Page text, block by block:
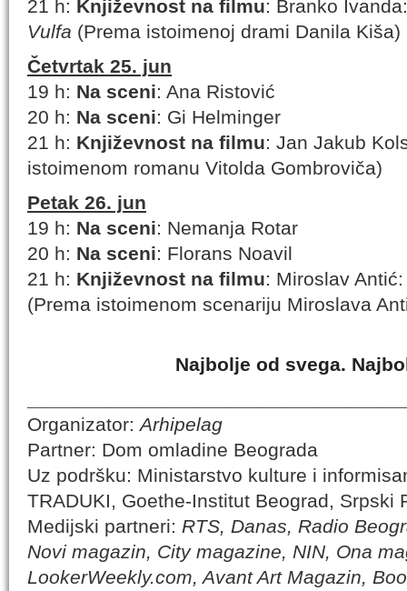
21 h: Književnost na filmu: Branko
Vulfa (Prema istoimenoj drami Danila Kiša)
Četvrtak 25. jun
19 h: Na sceni: Ana Ristović
20 h: Na sceni: Gi Helminger
21 h: Književnost na filmu: Jan Jakub
istoimenom romanu Vitolda Gombroviča)
Petak 26. jun
19 h: Na sceni: Nemanja Rotar
20 h: Na sceni: Florans Noavil
21 h: Književnost na filmu: Miroslav
(Prema istoimenom scenariju Miroslava
Najbolje od svega.
Organizator:Arhipelag
Partner: Dom omladine Beograda
Uz podršku: Ministarstvo kulture i
TRADUKI, Goethe-Institut Beograd, Srpski
Medijski partneri: RTS, Danas, Radio
Novi magazin, City magazine, NIN, Ona
LookerWeekly.com, Avant Art Magazin,